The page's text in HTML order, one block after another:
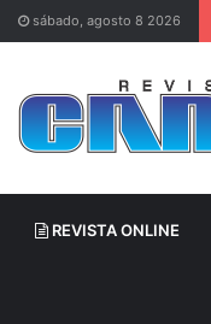
sábado, agosto 8 2026
REVISTA ONLINE